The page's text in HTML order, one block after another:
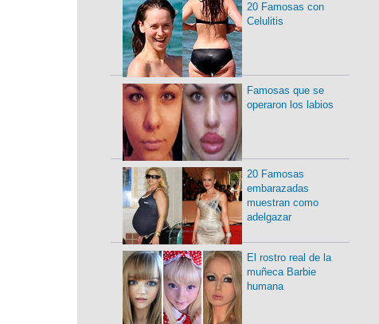
20 Famosas con
Celulitis
Famosas que se
operaron los labios
20 Famosas
embarazadas
muestran como
adelgazar
El rostro real de la
muñeca Barbie
humana